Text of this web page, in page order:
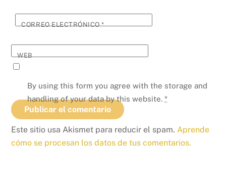
CORREO ELECTRÓNICO*
WEB
By using this form you agree with the storage and
handling of your data by this website.*
Este sitio usa Akismet para reducir el spam.Aprende
cómo se procesan los datos de tus comentarios.